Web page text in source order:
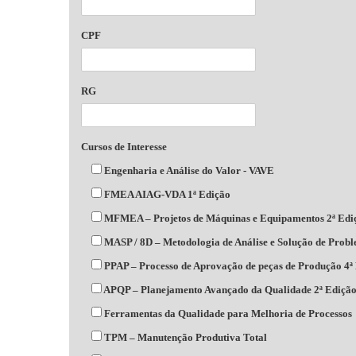
CPF
RG
Cursos de Interesse
Engenharia e Análise do Valor - VAVE
FMEA AIAG-VDA 1ª Edição
MFMEA – Projetos de Máquinas e Equipamentos 2ª
MASP / 8D – Metodologia de Análise e Solução de
PPAP – Processo de Aprovação de peças de Produção
APQP – Planejamento Avançado da Qualidade 2ª Edição
Ferramentas da Qualidade para Melhoria de Processos
TPM – Manutenção Produtiva Total